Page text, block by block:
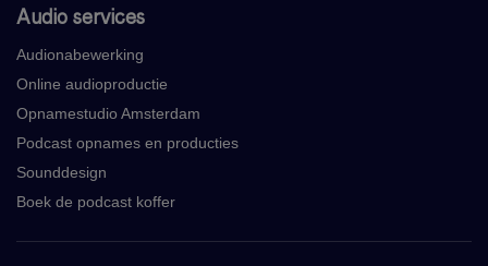
Audio services
Audionabewerking
Online audioproductie
Opnamestudio Amsterdam
Podcast opnames en producties
Sounddesign
Boek de podcast koffer